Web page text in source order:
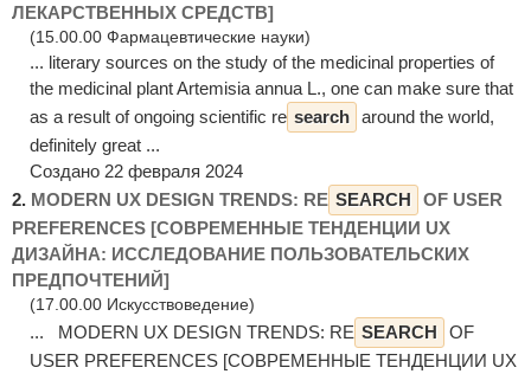
ЛЕКАРСТВЕННЫХ СРЕДСТВ]
(15.00.00 Фармацевтические науки)
... literary sources on the study of the medicinal properties of
the medicinal plant Artemisia annua L., one can make sure that
as a result of ongoing scientific re search around the world,
definitely great ...
Создано 22 февраля 2024
2. MODERN UX DESIGN TRENDS: RE SEARCH
OF USER
PREFERENCES [СОВРЕМЕННЫЕ ТЕНДЕНЦИИ UX
ДИЗАЙНА: ИССЛЕДОВАНИЕ ПОЛЬЗОВАТЕЛЬСКИХ
ПРЕДПОЧТЕНИЙ]
(17.00.00 Искусствоведение)
... MODERN UX DESIGN TRENDS: RE SEARCH
OF
USER PREFERENCES [СОВРЕМЕННЫЕ ТЕНДЕНЦИИ UX